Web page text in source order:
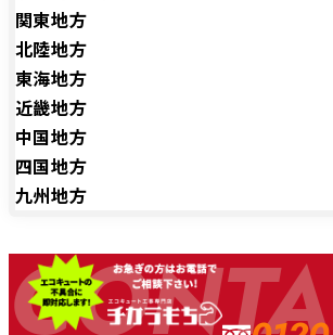
関東地方
北陸地方
東海地方
近畿地方
中国地方
四国地方
九州地方